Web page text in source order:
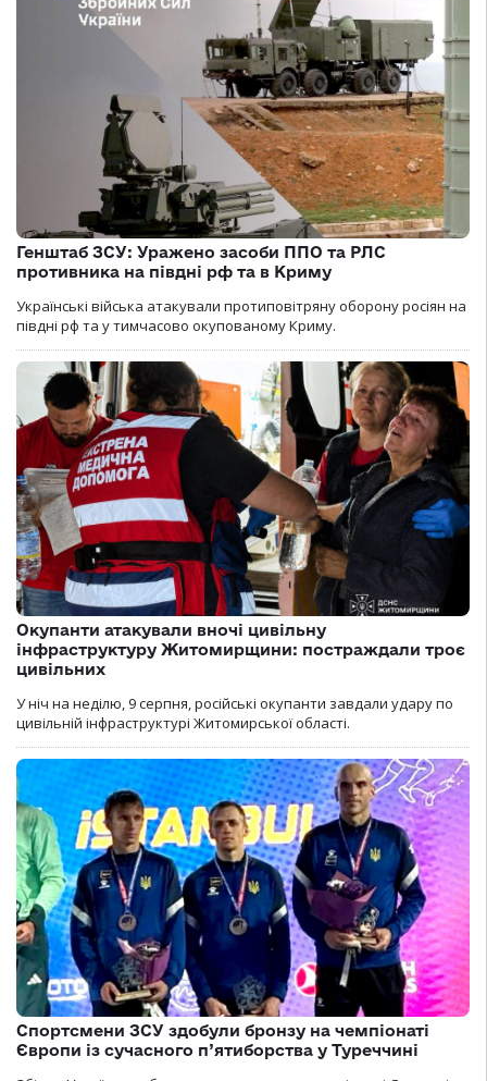
Генштаб ЗСУ: Уражено засоби ППО та РЛС
противника на півдні рф та в Криму
Українські війська атакували протиповітряну оборону росіян на
півдні рф та у тимчасово окупованому Криму.
Окупанти атакували вночі цивільну
інфраструктуру Житомирщини: постраждали троє
цивільних
У ніч на неділю, 9 серпня, російські окупанти завдали удару по
цивільній інфраструктурі Житомирської області.
Спортсмени ЗСУ здобули бронзу на чемпіонаті
Європи із сучасного п’ятиборства у Туреччині